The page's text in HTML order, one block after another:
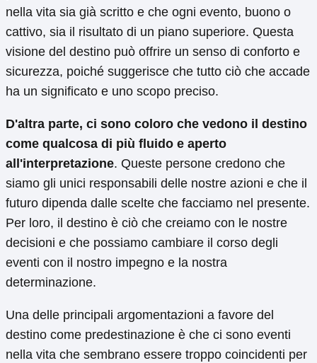
nella vita sia già scritto e che ogni evento, buono o
cattivo, sia il risultato di un piano superiore. Questa
visione del destino può offrire un senso di conforto e
sicurezza, poiché suggerisce che tutto ciò che accade
ha un significato e uno scopo preciso.
D'altra parte, ci sono coloro che vedono il destino
come qualcosa di più fluido e aperto
all'interpretazione. Queste persone credono che
siamo gli unici responsabili delle nostre azioni e che il
futuro dipenda dalle scelte che facciamo nel presente.
Per loro, il destino è ciò che creiamo con le nostre
decisioni e che possiamo cambiare il corso degli
eventi con il nostro impegno e la nostra
determinazione.
Una delle principali argomentazioni a favore del
destino come predestinazione è che ci sono eventi
nella vita che sembrano essere troppo coincidenti per